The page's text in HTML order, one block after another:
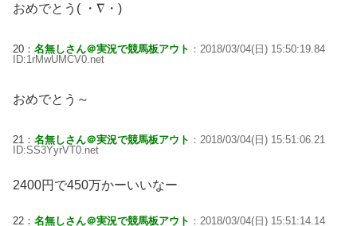
おめでとう( ・∇・)
20： 名無しさん＠実況で競馬板アウト ：2018/03/04(日) 15:50:19.84
ID:1rMwUMCV0.net
おめでとう～
21： 名無しさん＠実況で競馬板アウト ：2018/03/04(日) 15:51:06.21
ID:SS3YyrVT0.net
2400円で450万かーいいなー
22： 名無しさん＠実況で競馬板アウト ：2018/03/04(日) 15:51:14.14